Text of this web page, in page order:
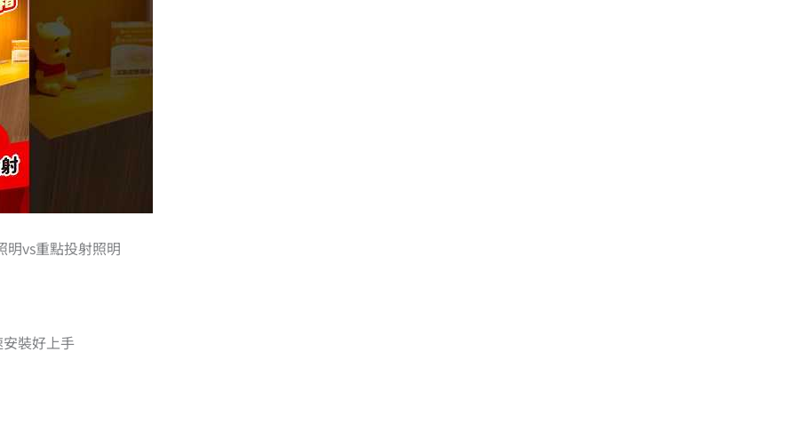
明vs重點投射照明
安裝好上手